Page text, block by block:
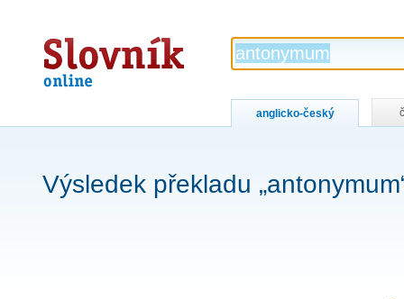
Slovník
online
anglicko-český
Výsledek překladu